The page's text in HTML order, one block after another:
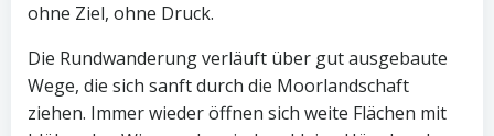
ohne Ziel, ohne Druck.
Die Rundwanderung verläuft über gut ausgebaute
Wege, die sich sanft durch die Moorlandschaft
ziehen. Immer wieder öffnen sich weite Flächen mit